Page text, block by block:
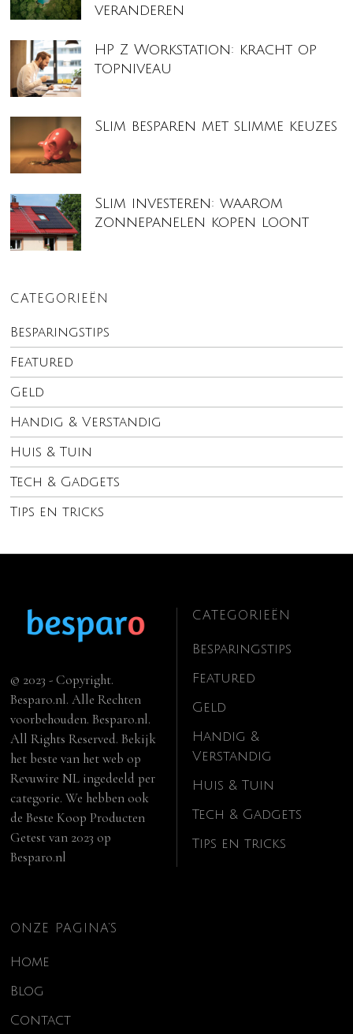
veranderen
HP Z Workstation: kracht op
topniveau
Slim besparen met slimme keuzes
Slim investeren: waarom
zonnepanelen kopen loont
CATEGORIEËN
Besparingstips
Featured
Geld
Handig & Verstandig
Huis & Tuin
Tech & Gadgets
Tips en tricks
© 2023 - Copyright.
Besparo.nl. Alle Rechten
voorbehouden. Besparo.nl.
All Rights Reserved. Bekijk
het beste van het web op
Revuwire NL ingedeeld per
categorie. We hebben ook
deBeste Koop Producten
Getest van 2023 op
Besparo.nl
CATEGORIEËN
Besparingstips
Featured
Geld
Handig &
Verstandig
Huis & Tuin
Tech & Gadgets
Tips en tricks
ONZE PAGINA’S
Home
Blog
Contact